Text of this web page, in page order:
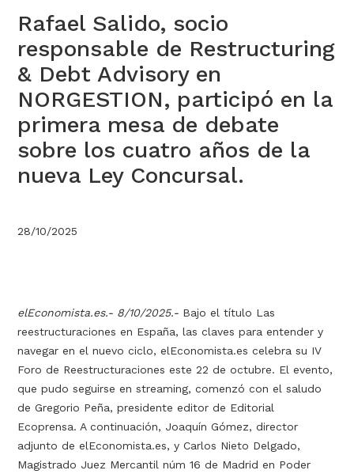
Rafael Salido, socio
responsable de Restructuring
& Debt Advisory en
NORGESTION, participó en la
primera mesa de debate
sobre los cuatro años de la
nueva Ley Concursal.
28/10/2025
elEconomista.es.- 8/10/2025.- Bajo el título Las
reestructuraciones en España, las claves para entender y
navegar en el nuevo ciclo, elEconomista.es celebra su IV
Foro de Reestructuraciones este 22 de octubre. El evento,
que pudo seguirse en streaming, comenzó con el saludo
de Gregorio Peña, presidente editor de Editorial
Ecoprensa. A continuación, Joaquín Gómez, director
adjunto de elEconomista.es, y Carlos Nieto Delgado,
Magistrado Juez Mercantil núm 16 de Madrid en Poder